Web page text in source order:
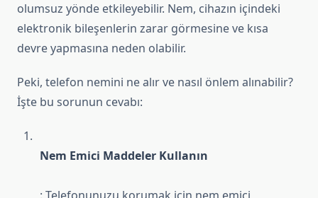
olumsuz yönde etkileyebilir. Nem, cihazın içindeki
elektronik bileşenlerin zarar görmesine ve kısa
devre yapmasına neden olabilir.
Peki, telefon nemini ne alır ve nasıl önlem alınabilir?
İşte bu sorunun cevabı:
Nem Emici Maddeler Kullanın